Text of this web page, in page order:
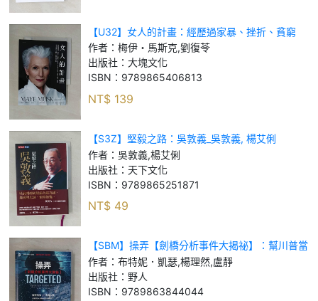
【U32】女人的計畫：經歷過家暴、挫折、貧窮
後，她仍保有美麗、冒險、家庭、成功、健康。她
作者： 梅伊・馬斯克,劉復苓
出版社： 大塊文化
ISBN： 9789865406813
NT$ 139
【S3Z】堅毅之路：吳敦義_吳敦義, 楊艾俐
作者： 吳敦義,楊艾俐
出版社： 天下文化
ISBN： 9789865251871
NT$ 49
【SBM】操弄【劍橋分析事件大揭祕】：幫川普當
選、讓英國脫歐，看大數據、Facebook 如何洩露
你的個資來操弄你的選擇？_布特妮．凱瑟,
作者： 布特妮．凱瑟,楊理然,盧靜
出版社： 野人
ISBN： 9789863844044